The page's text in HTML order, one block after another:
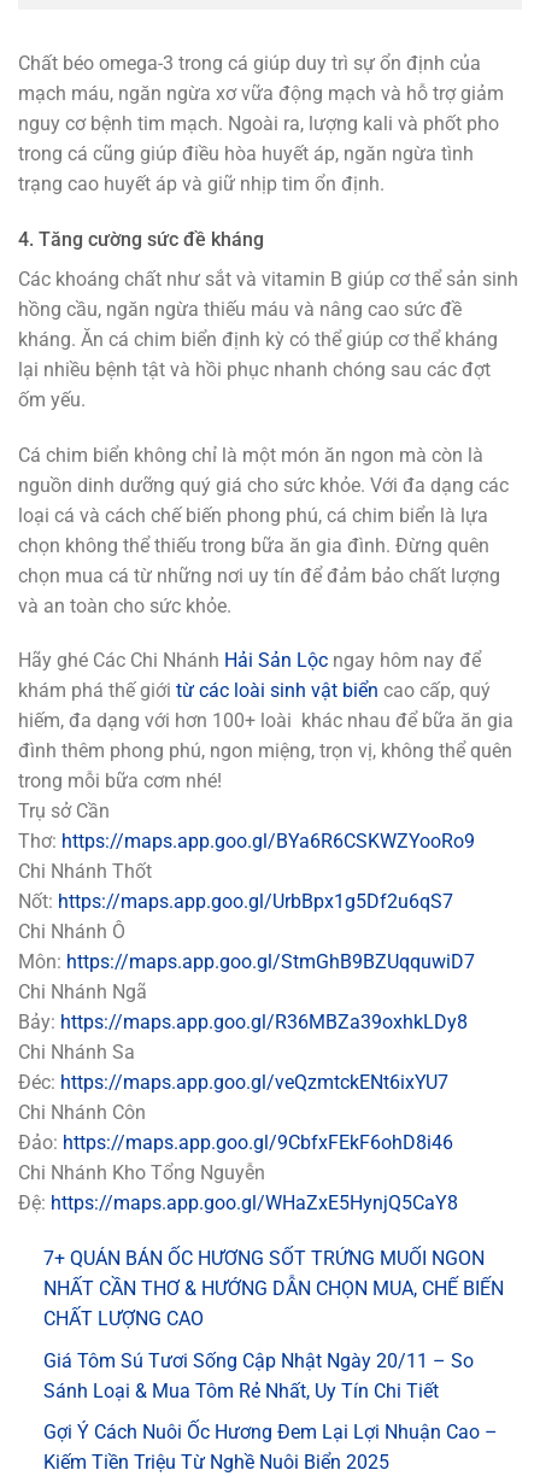
Chất béo omega-3 trong cá giúp duy trì sự ổn định của
mạch máu, ngăn ngừa xơ vữa động mạch và hỗ trợ giảm
nguy cơ bệnh tim mạch. Ngoài ra, lượng kali và phốt pho
trong cá cũng giúp điều hòa huyết áp, ngăn ngừa tình
trạng cao huyết áp và giữ nhịp tim ổn định.
4. Tăng cường sức đề kháng
Các khoáng chất như sắt và vitamin B giúp cơ thể sản sinh
hồng cầu, ngăn ngừa thiếu máu và nâng cao sức đề
kháng. Ăn cá chim biển định kỳ có thể giúp cơ thể kháng
lại nhiều bệnh tật và hồi phục nhanh chóng sau các đợt
ốm yếu.
Cá chim biển không chỉ là một món ăn ngon mà còn là
nguồn dinh dưỡng quý giá cho sức khỏe. Với đa dạng các
loại cá và cách chế biến phong phú, cá chim biển là lựa
chọn không thể thiếu trong bữa ăn gia đình. Đừng quên
chọn mua cá từ những nơi uy tín để đảm bảo chất lượng
và an toàn cho sức khỏe.
Hãy ghé Các Chi Nhánh Hải Sản Lộc ngay hôm nay để
khám phá thế giới từ các loài sinh vật biển cao cấp, quý
hiếm, đa dạng với hơn 100+ loài khác nhau để bữa ăn gia
đình thêm phong phú, ngon miệng, trọn vị, không thể quên
trong mỗi bữa cơm nhé!
Trụ sở Cần
Thơ: https://maps.app.goo.gl/BYa6R6CSKWZYooRo9
Chi Nhánh Thốt
Nốt: https://maps.app.goo.gl/UrbBpx1g5Df2u6qS7
Chi Nhánh Ô
Môn: https://maps.app.goo.gl/StmGhB9BZUqquwiD7
Chi Nhánh Ngã
Bảy: https://maps.app.goo.gl/R36MBZa39oxhkLDy8
Chi Nhánh Sa
Đéc: https://maps.app.goo.gl/veQzmtckENt6ixYU7
Chi Nhánh Côn
Đảo: https://maps.app.goo.gl/9CbfxFEkF6ohD8i46
Chi Nhánh Kho Tổng Nguyễn
Đệ: https://maps.app.goo.gl/WHaZxE5HynjQ5CaY8
7+ QUÁN BÁN ỐC HƯƠNG SỐT TRỨNG MUỐI NGON
NHẤT CẦN THƠ & HƯỚNG DẪN CHỌN MUA, CHẾ BIẾN
CHẤT LƯỢNG CAO
Giá Tôm Sú Tươi Sống Cập Nhật Ngày 20/11 – So
Sánh Loại & Mua Tôm Rẻ Nhất, Uy Tín Chi Tiết
Gợi Ý Cách Nuôi Ốc Hương Đem Lại Lợi Nhuận Cao –
Kiếm Tiền Triệu Từ Nghề Nuôi Biển 2025